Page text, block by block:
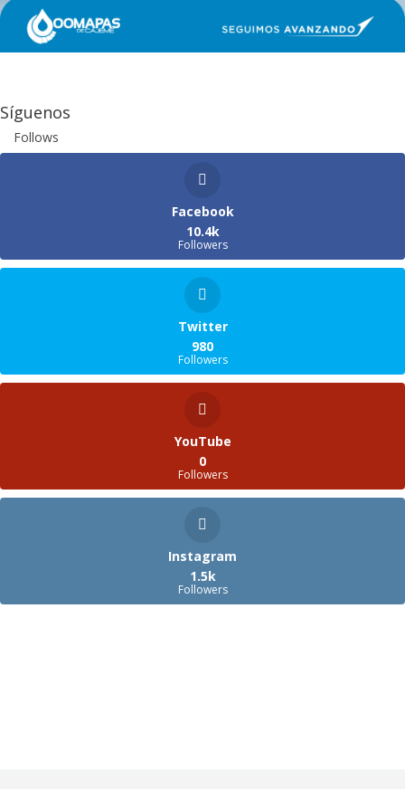
Síguenos
Follows
Facebook
10.4k
Followers
Twitter
980
Followers
YouTube
0
Followers
Instagram
1.5k
Followers